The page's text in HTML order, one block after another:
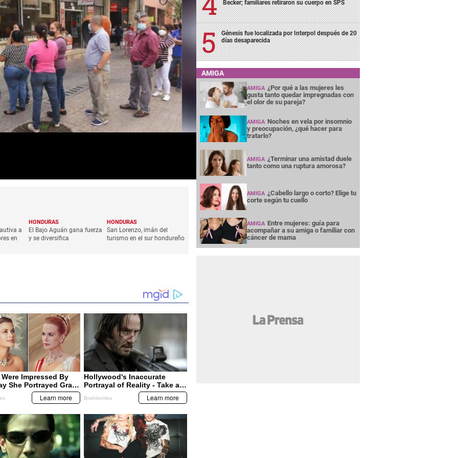
a
en
HONDURAS
El Bajo Aguán gana fuerza
y se diversifica
HONDURAS
San Lorenzo, imán del
turismo en el sur hondureño
Becker; familiares retiraron su cuerpo en SPS
Génesis fue localizada por Interpol después de 20
días desaparecida
AMIGA
AMIGA ¿Por qué a las mujeres les
gusta tanto quedar impregnadas con
el olor de su pareja?
AMIGA Noches en vela por insomnio
y preocupación, ¿qué hacer para
tratarlo?
AMIGA ¿Terminar una amistad duele
tanto como una ruptura amorosa?
AMIGA ¿Cabello largo o corto? Elige tu
corte según tu cuello
AMIGA Entre mujeres: guía para
acompañar a su amiga o familiar con
cáncer de mama